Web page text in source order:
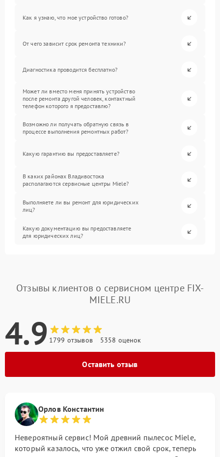
Как я узнаю, что мое устройство готово?
От чего зависит срок ремонта техники?
Диагностика проводится бесплатно?
Может ли вместо меня принять устройство
после ремонта другой человек, контактный
телефон которого я предоставлю?
Возможно ли получать обратную связь в
процессе выполнения ремонтных работ?
Какую гарантию вы предоставляете?
В каких районах Владивостока
располагаются сервисные центры Miele?
Выполняете ли вы ремонт для юридических
лиц?
Какую документацию вы предоставляете
для юридических лиц?
Отзывы клиентов о сервисном центре FIX-
MIELE.RU
4.9 1799 отзывов 5358 оценок
Оставить отзыв
Орлов Константин
Невероятный сервис! Мой древний пылесос Miele,
который казалось, что уже отжил свой срок, теперь